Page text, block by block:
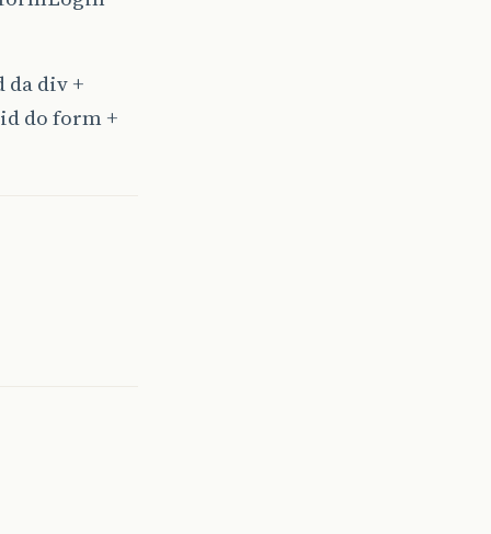
da div +
do form +